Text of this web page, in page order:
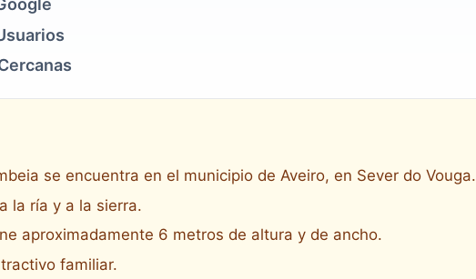
se encuentra en el municipio de Aveiro, en Sever do Vouga.
la ría y a la sierra.
aproximadamente 6 metros de altura y de ancho.
familiar.